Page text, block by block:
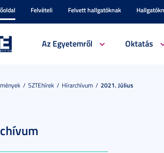
Felvételi Felvett hallgatóknak
Az Egyetemről Oktatás
SZTEhírek Hírarchívum 2021. Július